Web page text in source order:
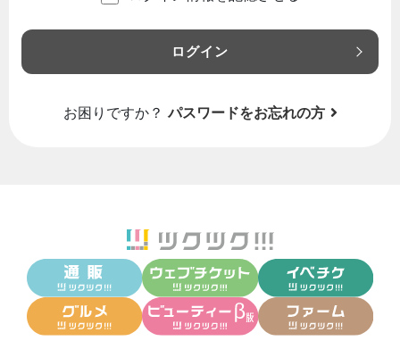
ログイン
お困りですか？ パスワードをお忘れの方